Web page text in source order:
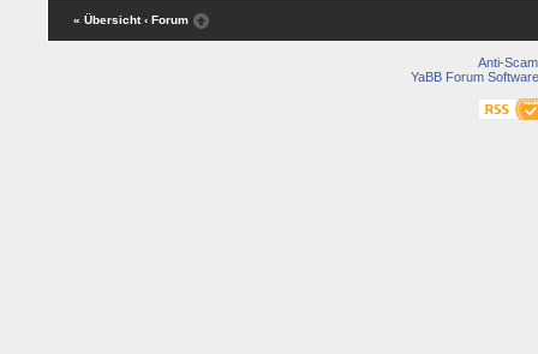
« Übersicht ‹ Forum
Anti-Scam
YaBB Forum Software